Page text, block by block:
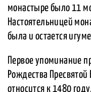
монастыре было 11
Настоятельницей
была и остается
Первое упоминание
Рождества Пресвятой
относится к 1480